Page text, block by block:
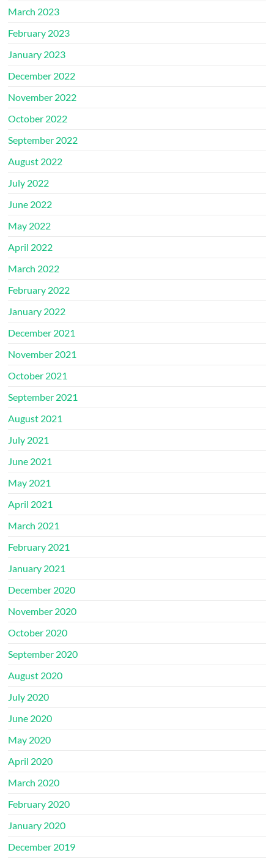
March 2023
February 2023
January 2023
December 2022
November 2022
October 2022
September 2022
August 2022
July 2022
June 2022
May 2022
April 2022
March 2022
February 2022
January 2022
December 2021
November 2021
October 2021
September 2021
August 2021
July 2021
June 2021
May 2021
April 2021
March 2021
February 2021
January 2021
December 2020
November 2020
October 2020
September 2020
August 2020
July 2020
June 2020
May 2020
April 2020
March 2020
February 2020
January 2020
December 2019